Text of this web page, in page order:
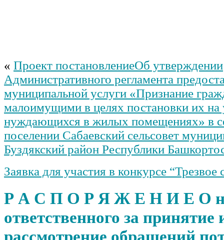
« Проект постановлениеОб утверждении
Административного регламента
муниципальной услуги «Признание
малоимущими в целях постановки их на
нуждающихся в жилых помещениях» в
поселении Сабаевский сельсовет
Буздякский район Республики
Заявка для участия в конкурсе “Трезвое
Р А С П О Р Я Ж Е Н И Е О
ответственного за принятие
рассмотрение обращений